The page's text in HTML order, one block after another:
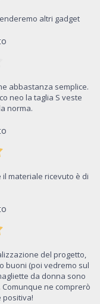
altri gadget
abbastanza semplice.
neo la taglia S veste
norma.
materiale ricevuto è di
del progetto,
buoni (poi vedremo sul
da donna sono
ne comprerò
positiva!